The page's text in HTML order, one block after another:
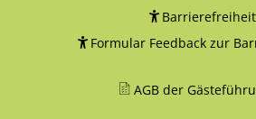
Barrierefreiheit
Formular Feedback zur
AGB der